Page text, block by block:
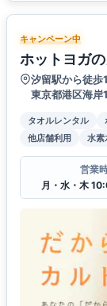
キャンペーン中
ホットヨガ
汐留駅から徒歩
東京都港区海
タオルレンタル
他店舗利用
水素
営業
月・水・木